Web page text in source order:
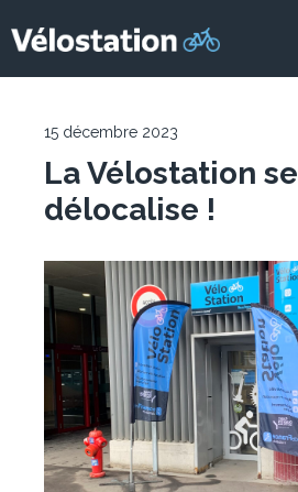
au
15 décembre 2023
La Vélostation se
délocalise !